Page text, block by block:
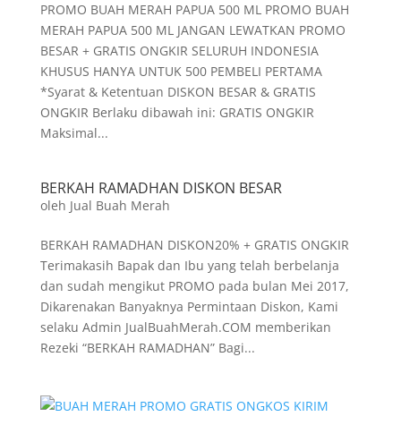
PROMO BUAH MERAH PAPUA 500 ML PROMO BUAH
MERAH PAPUA 500 ML JANGAN LEWATKAN PROMO
BESAR + GRATIS ONGKIR SELURUH INDONESIA
KHUSUS HANYA UNTUK 500 PEMBELI PERTAMA
*Syarat & Ketentuan DISKON BESAR & GRATIS
ONGKIR Berlaku dibawah ini: GRATIS ONGKIR
Maksimal...
BERKAH RAMADHAN DISKON BESAR
oleh Jual Buah Merah
BERKAH RAMADHAN DISKON20% + GRATIS ONGKIR
Terimakasih Bapak dan Ibu yang telah berbelanja
dan sudah mengikut PROMO pada bulan Mei 2017,
Dikarenakan Banyaknya Permintaan Diskon, Kami
selaku Admin JualBuahMerah.COM memberikan
Rezeki “BERKAH RAMADHAN” Bagi...